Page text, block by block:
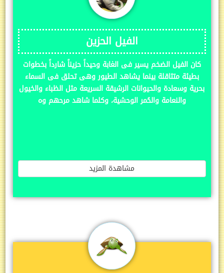
الفيل الحزين
كان الفيل الضخم يسير فى الغابة وحيداً حزيناً شارداً بخطوات
بطيئة متثاقلة بينما يشاهد الطيور وهى تحلق فى السماء
بحرية وسعادة والحيوانات الرشيقة السريعة مثل الظباء والخيول
والنعامة والحُمر الوحشية، وكلما شاهد مرحهم وه
مشاهدة المزيد